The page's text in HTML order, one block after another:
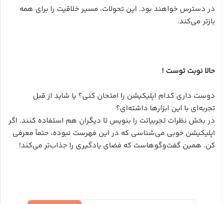
در دسترس خواهند بود. این تحولات، مسیر خلاقیت را برای همه
بازتر می‌کند.
حالا نوبت توست !
دوست داری کدام اپلیکیشن را امتحان کنی؟ یا شاید از قبل
تجربه‌ای با این ابزارها داشته‌ای؟
در بخش نظرات تجربیاتت را بنویس تا دیگران هم استفاده کنند. اگر
اپلیکیشن خوبی می‌شناسی که در این فهرست نبوده، حتماً معرفی
کن. همین گفت‌وگوهاست که فضای یادگیری را جذاب‌تر می‌کند!